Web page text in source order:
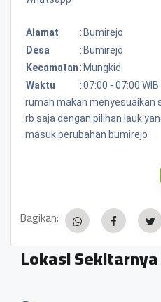
Alamat : Bumirejo
Desa
: Bumirejo
Kecamatan : Mungkid
Waktu
:07:00 - 07:00 WIB
rumah makan menyesuaikan
rb saja dengan pilihan lauk
masuk perubahan bumirejo
Bagikan:
Lokasi Sekitarnya